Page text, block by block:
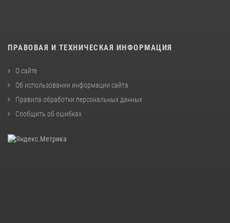
ПРАВОВАЯ И ТЕХНИЧЕСКАЯ ИНФОРМАЦИЯ
О сайте
Об использовании информации сайта
Правила обработки персональных данных
Сообщить об ошибках